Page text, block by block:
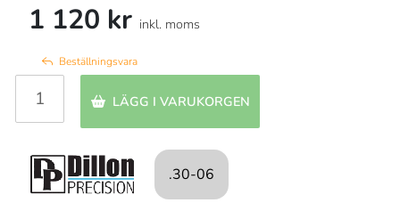
1 120 kr inkl. moms
Beställningsvara
LÄGG I VARUKORGEN
.30-06